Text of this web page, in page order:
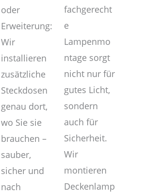
oder
Erweiterung:
Wir
installieren
zusätzliche
Steckdosen
genau dort,
wo Sie sie
brauchen –
sauber,
sicher und
nach
fachgerecht
e
Lampenmo
ntage sorgt
nicht nur für
gutes Licht,
sondern
auch für
Sicherheit.
Wir
montieren
Deckenlamp